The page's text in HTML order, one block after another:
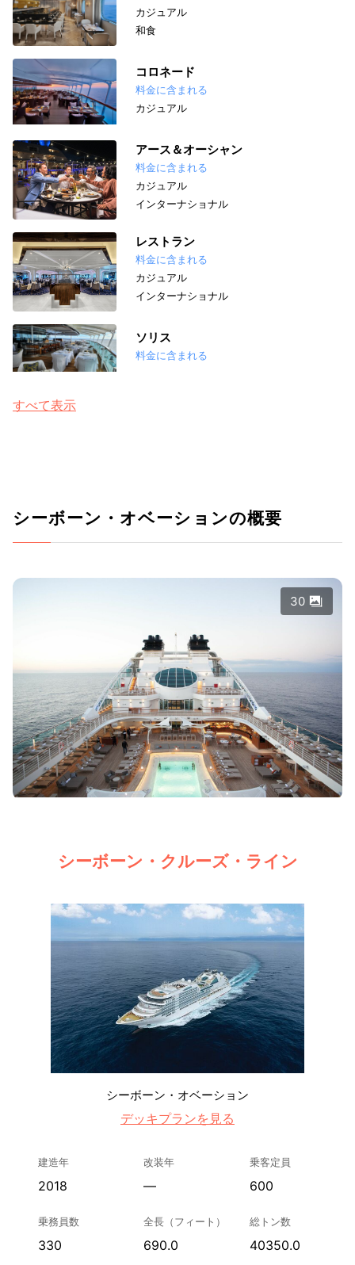
カジュアル
和食
コロネード
料金に含まれる
カジュアル
アース＆オーシャン
料金に含まれる
カジュアル
インターナショナル
レストラン
料金に含まれる
カジュアル
インターナショナル
ソリス
料金に含まれる
すべて表示
シーボーン・オベーションの概要
30
シーボーン・クルーズ・ライン
シーボーン・オベーション
デッキプランを見る
建造年
2018
改装年
—
乗客定員
600
乗務員数
330
全長（フィート）
690.0
総トン数
40350.0